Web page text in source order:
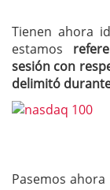
Tienen ahora
estamos
sesión con
delimitó
Pasemos ahora